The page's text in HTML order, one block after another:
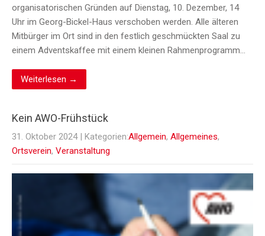
organisatorischen Gründen auf Dienstag, 10. Dezember, 14
Uhr im Georg-Bickel-Haus verschoben werden. Alle älteren
Mitbürger im Ort sind in den festlich geschmückten Saal zu
einem Adventskaffee mit einem kleinen Rahmenprogramm…
Weiterlesen →
Kein AWO-Frühstück
31. Oktober 2024 | Kategorien:Allgemein, Allgemeines,
Ortsverein, Veranstaltung